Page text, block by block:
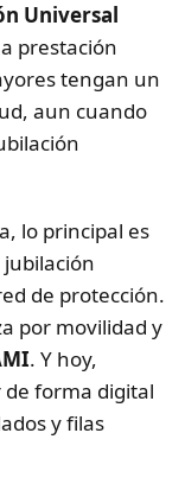
Universal
prestación
tengan un
aun cuando
lo principal es
jubilación
de protección.
por movilidad y
. Y hoy,
forma digital
y filas